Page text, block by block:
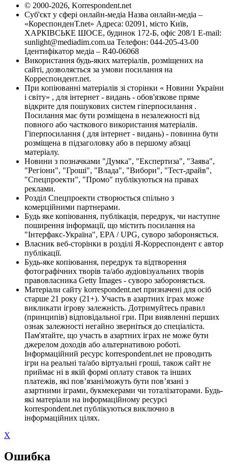
© 2000-2026, Korrespondent.net
Суб'єкт у сфері онлайн-медіа Назва онлайн-медіа –
«КореспонденТ.net» Адреса: 02091, місто Київ,
ХАРКІВСЬКЕ ШОСЕ, будинок 172-Б, офіс 208/1 E-mail:
sunlight@mediadim.com.ua Телефон: 044-205-43-00
Ідентифікатор медіа – R40-06068
Використання будь-яких матеріалів, розміщених на
сайті, дозволяється за умови посилання на
Корреспондент.net.
При копіюванні матеріалів зі сторінки « Новини України
і світу» , для інтернет - видань - обов'язкове пряме
відкрите для пошукових систем гіперпосилання .
Посилання має бути розміщена в незалежності від
повного або часткового використання матеріалів.
Гіперпосилання ( для інтернет - видань) - повинна бути
розміщена в підзаголовку або в першому абзаці
матеріалу.
Новини з позначками "Думка", "Експертиза", "Заява",
"Регіони", "Гроші", "Влада", "Вибори", "Тест-драйв",
"Спецпроекти", "Промо" публікуються на правах
реклами.
Розділ Спецпроекти створюється спільно з
комерційними партнерами.
Будь яке копіювання, публікація, передрук, чи наступне
поширення інформації, що містить посилання на
"Інтерфакс-Україна", EPA / UPG, суворо забороняється.
Власник веб-сторінки в розділі Я-Корреспондент є автор
публікації.
Будь-яке копіювання, передрук та відтворення
фотографічних творів та/або аудіовізуальних творів
правовласника Getty Images - суворо забороняється.
Матеріали сайту korrespondent.net призначені для осіб
старше 21 року (21+). Участь в азартних іграх може
викликати ігрову залежність. Дотримуйтесь правил
(принципів) відповідальної гри. При виявленні перших
ознак залежності негайно зверніться до спеціаліста.
Пам'ятайте, що участь в азартних іграх не може бути
джерелом доходів або альтернативою роботі.
Інформаційний ресурс korrespondent.net не проводить
ігри на реальні та/або віртуальні гроші, також сайт не
приймає ні в якій формі оплату ставок та інших
платежів, які пов’язані/можуть бути пов’язані з
азартними іграми, букмекерами чи тоталізаторами. Будь-
які матеріали на інформаційному ресурсі
korrespondent.net публікуються виключно в
інформаційних цілях.
X
Ошибка